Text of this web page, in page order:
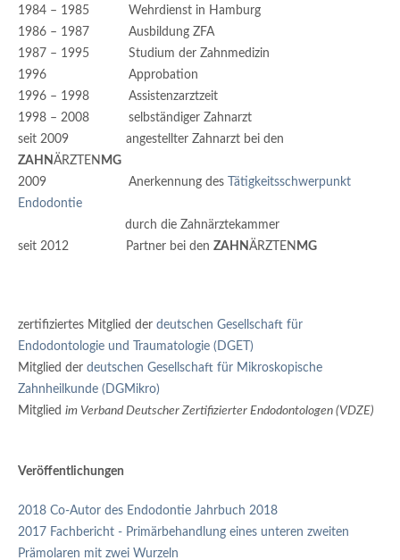
1984 – 1985 Wehrdienst in Hamburg
1986 – 1987 Ausbildung ZFA
1987 – 1995 Studium der Zahnmedizin
1996 Approbation
1996 – 1998 Assistenzarztzeit
1998 – 2008 selbständiger Zahnarzt
seit 2009 angestellter Zahnarzt bei den
ZAHN ÄRZTEN MG
2009 Anerkennung des
Tätigkeitsschwerpunkt
Endodontie
durch die Zahnärztekammer
seit 2012 Partner bei den ZAHN ÄRZTEN MG
zertifiziertes Mitglied der deutschen Gesellschaft für
Endodontologie und Traumatologie (DGET)
Mitglied der deutschen Gesellschaft für Mikroskopische
Zahnheilkunde (DGMikro)
Mitglied im Verband Deutscher Zertifizierter Endodontologen (VDZE)
Veröffentlichungen
2018 Co-Autor des Endodontie Jahrbuch 2018
2017 Fachbericht - Primärbehandlung eines unteren zweiten
Prämolaren mit zwei Wurzeln